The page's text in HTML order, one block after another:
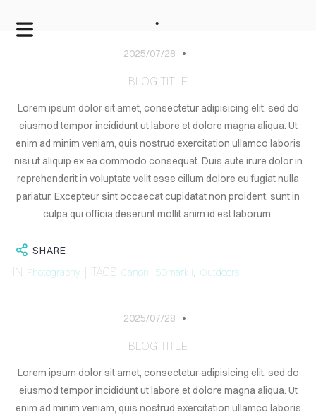
.
HOME
CONTACT
2025/07/28
BLOG TITLE
Lorem ipsum dolor sit amet, consectetur adipisicing elit, sed do
eiusmod tempor incididunt ut labore et dolore magna aliqua. Ut
enim ad minim veniam, quis nostrud exercitation ullamco laboris
nisi ut aliquip ex ea commodo consequat. Duis aute irure dolor in
reprehenderit in voluptate velit esse cillum dolore eu fugiat nulla
pariatur. Excepteur sint occaecat cupidatat non proident, sunt in
culpa qui officia deserunt mollit anim id est laborum.
SHARE
IN Photography | TAGS Canon, 5DmarkII, Outdoors
2025/07/28
BLOG TITLE
Lorem ipsum dolor sit amet, consectetur adipisicing elit, sed do
eiusmod tempor incididunt ut labore et dolore magna aliqua. Ut
enim ad minim veniam, quis nostrud exercitation ullamco laboris